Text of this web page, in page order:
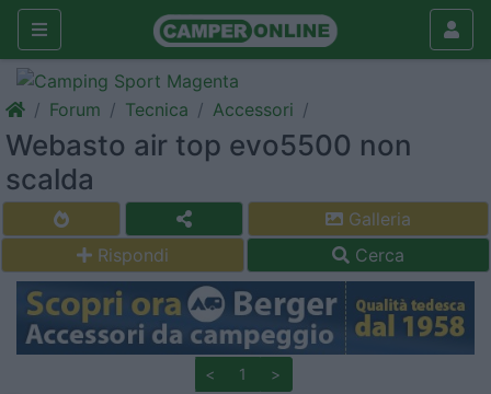
Forum Tecnica Accessori
Webasto air top evo5500 non
scalda
Galleria
Rispondi
Cerca
< 1 >